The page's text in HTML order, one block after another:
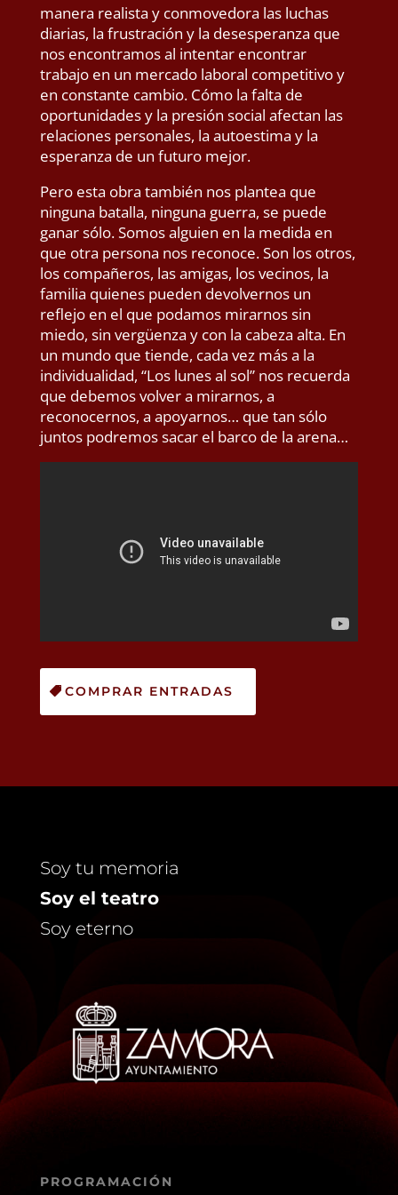
manera realista y conmovedora las luchas
diarias, la frustración y la desesperanza que
nos encontramos al intentar encontrar
trabajo en un mercado laboral competitivo y
en constante cambio. Cómo la falta de
oportunidades y la presión social afectan las
relaciones personales, la autoestima y la
esperanza de un futuro mejor.
Pero esta obra también nos plantea que
ninguna batalla, ninguna guerra, se puede
ganar sólo. Somos alguien en la medida en
que otra persona nos reconoce. Son los otros,
los compañeros, las amigas, los vecinos, la
familia quienes pueden devolvernos un
reflejo en el que podamos mirarnos sin
miedo, sin vergüenza y con la cabeza alta. En
un mundo que tiende, cada vez más a la
individualidad, “Los lunes al sol” nos recuerda
que debemos volver a mirarnos, a
reconocernos, a apoyarnos… que tan sólo
juntos podremos sacar el barco de la arena…
COMPRAR ENTRADAS
Soy tu memoria
Soy el teatro
Soy eterno
PROGRAMACIÓN